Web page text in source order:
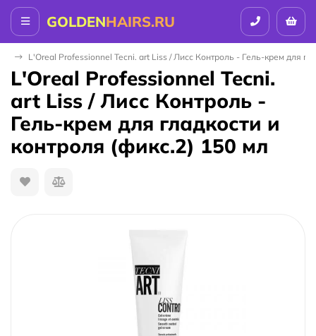
GOLDENHAIRS.RU
L'Oreal Professionnel Tecni. art Liss / Лисс Контроль - Гель-крем для
L'Oreal Professionnel Tecni.
art Liss / Лисс Контроль -
Гель-крем для гладкости и
контроля (фикс.2) 150 мл